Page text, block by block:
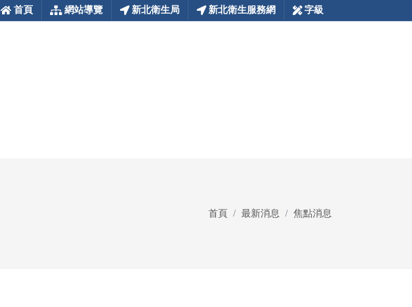
首頁 網站導覽 新北衛生局 新北衛生服務網 字級
首頁 最新消息 焦點消息